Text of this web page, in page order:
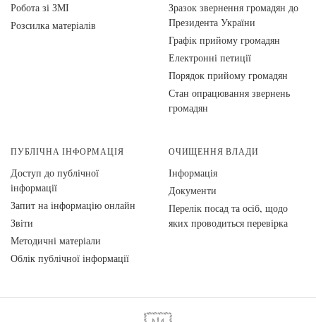
Робота зі ЗМІ
Розсилка матеріалів
Зразок звернення громадян до
Президента України
Графік прийому громадян
Електронні петиції
Порядок прийому громадян
Стан опрацювання звернень
громадян
ПУБЛІЧНА ІНФОРМАЦІЯ
Доступ до публічної
інформації
Запит на інформацію онлайн
Звіти
Методичні матеріали
Облік публічної інформації
ОЧИЩЕННЯ ВЛАДИ
Інформація
Документи
Перелік посад та осіб, щодо
яких проводиться перевірка